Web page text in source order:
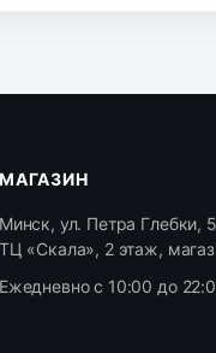
МАГАЗИН
Минск, ул. Петра Глебки, 5
ТЦ «Скала», 2 этаж,
Ежедневно с 10:00 до